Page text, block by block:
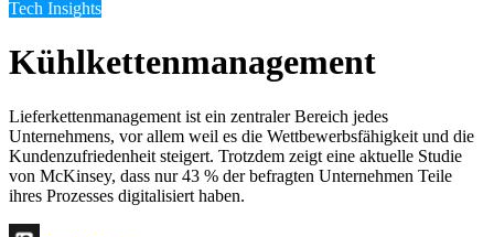
Tech Insights
Kühlkettenmanagement
Lieferkettenmanagement ist ein zentraler Bereich jedes
Unternehmens, vor allem weil es die Wettbewerbsfähigkeit und die
Kundenzufriedenheit steigert. Trotzdem zeigt eine aktuelle Studie
von McKinsey, dass nur 43 % der befragten Unternehmen Teile
ihres Prozesses digitalisiert haben.